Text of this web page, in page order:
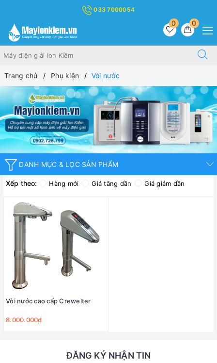
033 7000054
0
0
Trang chủ Phụ kiện Vòi nước
DANH MỤC & LỌC SẢN PHẨM
Xếp theo: Hàng mới Giá tăng dần Giá giảm dần
Vòi nước cao cấp Crewelter
8.000.000₫
ĐĂNG KÝ NHẬN TIN